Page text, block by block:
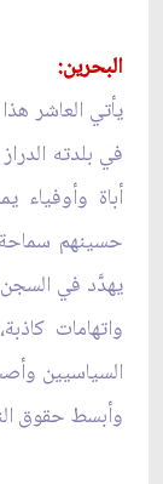
البحرين:
يأتي العاشر
في بلدته
أباة وأوفياء
حسينهم
يهدَّد في
واتهامات
السياسيين
وأبسط حقوق